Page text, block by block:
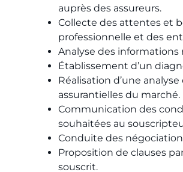
auprès des assureurs.
Collecte des attentes et
professionnelle et des
Analyse des
Établissement d’un
Réalisation d’une
assurantielles du marché.
Communication des
souhaitées au
Conduite des
Proposition de clauses
souscrit.